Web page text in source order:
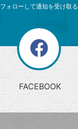
フォローして通知を受け取る
FACEBOOK